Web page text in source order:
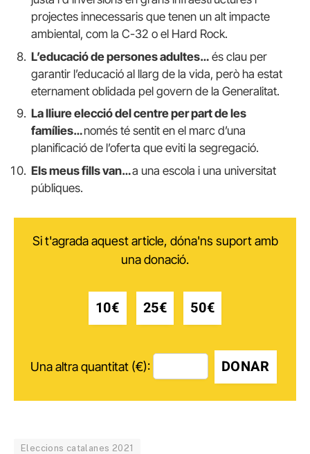
projectes innecessaris que tenen un alt impacte
ambiental, com la C-32 o el Hard Rock.
L’educació de persones adultes… és clau per
garantir l’educació al llarg de la vida, però ha estat
eternament oblidada pel govern de la Generalitat.
La lliure elecció del centre per part de les
famílies…només té sentit en el marc d’una
planificació de l’oferta que eviti la segregació.
Els meus fills van…a una escola i una universitat
públiques.
Si t'agrada aquest article, dóna'ns suport amb
una donació.
10€ 25€ 50€
Una altra quantitat (€): DONAR
Eleccions catalanes 2021